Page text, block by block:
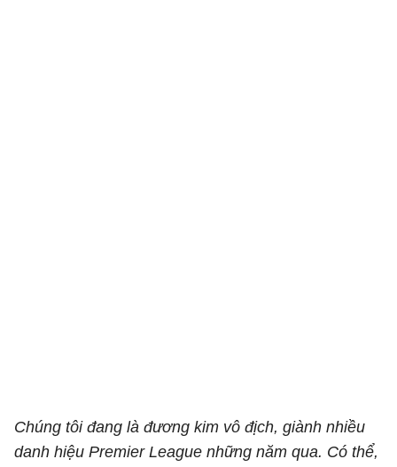
Chúng tôi đang là đương kim vô địch, giành nhiều
danh hiệu Premier League những năm qua. Có thể,